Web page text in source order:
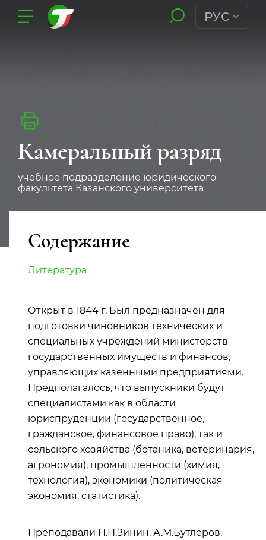
РУС
Камеральный разряд
учебное подразделение юридического
факультета Казанского университета
Содержание
Литература
Открыт в 1844 г. Был предназначен для
подготовки чиновников технических и
специальных учреждений министерств
государственных имуществ и финансов,
управляющих казенными предприятиями.
Предполагалось, что выпускники будут
специалистами как в области
юриспруденции (государственное,
гражданское, финансовое право), так и
сельского хозяйства (ботаника, ветеринария,
агрономия), промышленности (химия,
технология), экономики (политическая
экономия, статистика).
Преподавали Н.Н.Зинин, А.М.Бутлеров,